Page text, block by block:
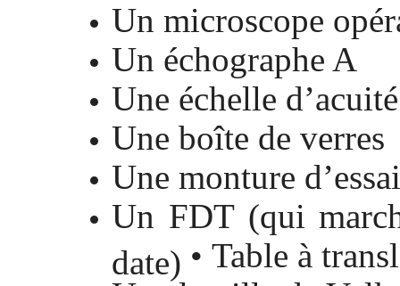
Un microscope
Un échographe A
Une échelle d’acuité
Une boîte de verres
Une monture
Un FDT (qui
date) •Table à